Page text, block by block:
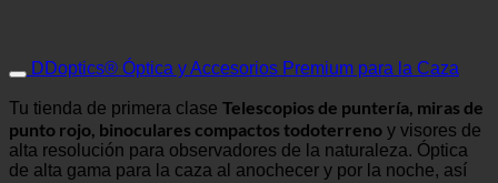
DDoptics® Óptica y Accesorios Premium para la Caza
Tu tienda de primera clase Telescopios de puntería, miras de
punto rojo, binoculares compactos todoterreno y visores de
alta resolución para observadores de la naturaleza. Óptica
de alta gama para la caza al anochecer y por la noche, así